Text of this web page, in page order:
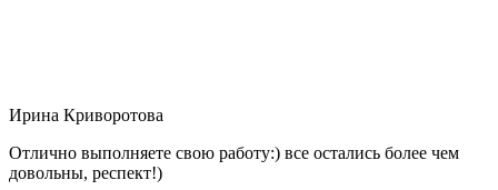
Ирина Криворотова
Отлично выполняете свою работу:) все остались более чем
довольны, респект!)